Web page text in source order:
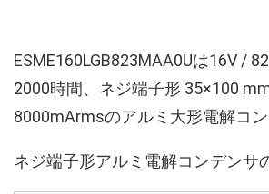
ESME160LGB823MAA0Uは16V /
2000時間、ネジ端子形 35×100
8000mArmsのアルミ大形電解コン
ネジ端子形アルミ電解コンデンサ